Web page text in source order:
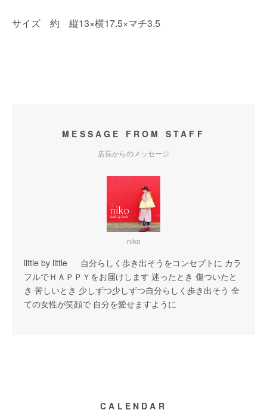
サイズ 約 縦13×横17.5×マチ3.5
MESSAGE FROM STAFF
店長からのメッセージ
niko
little by little 自分らしく歩き出そうをコンセプトに カラ
フルでＨＡＰＰＹをお届けします 迷ったとき 傷ついたと
き 苦しいとき 少しずつ少しずつ自分らしく歩き出そう 全
ての女性が笑顔で 自分を愛せますように
CALENDAR